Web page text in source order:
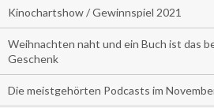
Kinochartshow / Gewinnspiel 2021
Weihnachten naht und ein Buch ist das
Geschenk
Die meistgehörten Podcasts im